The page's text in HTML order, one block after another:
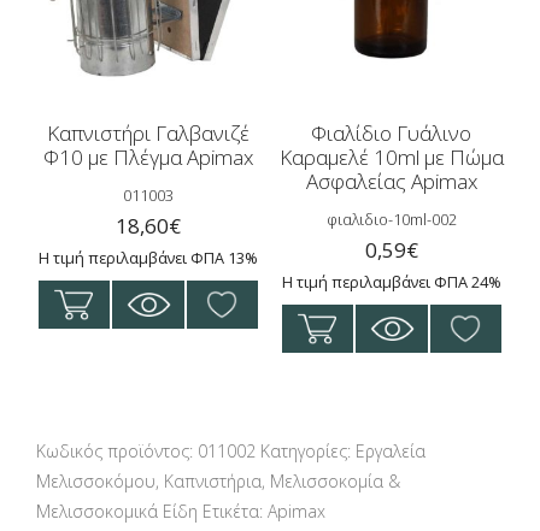
μπορούν
να
σελίδα
του
προϊόντος
Καπνιστήρι Γαλβανιζέ
Φ10 με Πλέγμα Apimax
011003
18,60€
Η τιμή περιλαμβάνει ΦΠΑ 13%
Φιαλίδιο Γυάλινο
Καραμελέ 10ml με Πώμα
Ασφαλείας Apimax
φιαλιδιο-10ml-002
0,59€
Η τιμή περιλαμβάνει ΦΠΑ 24%
Κωδικός προϊόντος: 011002 Κατηγορίες: Εργαλεία
Μελισσοκόμου, Καπνιστήρια, Μελισσοκομία &
Μελισσοκομικά Είδη Ετικέτα: Apimax